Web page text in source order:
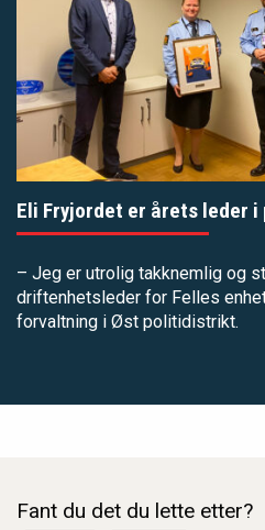
Eli Fryjordet er årets leder
– Jeg er utrolig takknemlig og
driftenhetsleder for Felles
forvaltning i Øst politidistrikt.
Fant du det du lette etter?